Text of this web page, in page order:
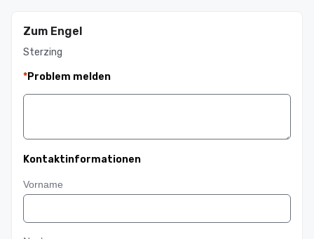
Zum Engel
Sterzing
*Problem melden
Kontaktinformationen
Vorname